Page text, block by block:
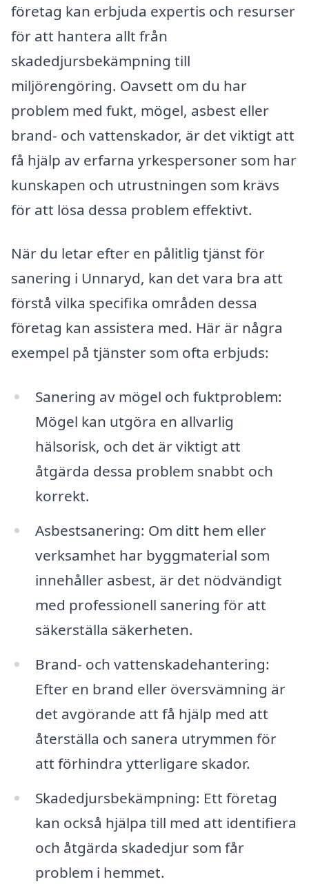
företag kan erbjuda expertis och resurser
för att hantera allt från
skadedjursbekämpning till
miljörengöring. Oavsett om du har
problem med fukt, mögel, asbest eller
brand- och vattenskador, är det viktigt att
få hjälp av erfarna yrkespersoner som har
kunskapen och utrustningen som krävs
för att lösa dessa problem effektivt.
När du letar efter en pålitlig tjänst för
sanering i Unnaryd, kan det vara bra att
förstå vilka specifika områden dessa
företag kan assistera med. Här är några
exempel på tjänster som ofta erbjuds:
Sanering av mögel och fuktproblem:
Mögel kan utgöra en allvarlig
hälsorisk, och det är viktigt att
åtgärda dessa problem snabbt och
korrekt.
Asbestsanering: Om ditt hem eller
verksamhet har byggmaterial som
innehåller asbest, är det nödvändigt
med professionell sanering för att
säkerställa säkerheten.
Brand- och vattenskadehantering:
Efter en brand eller översvämning är
det avgörande att få hjälp med att
återställa och sanera utrymmen för
att förhindra ytterligare skador.
Skadedjursbekämpning: Ett företag
kan också hjälpa till med att identifiera
och åtgärda skadedjur som får
problem i hemmet.